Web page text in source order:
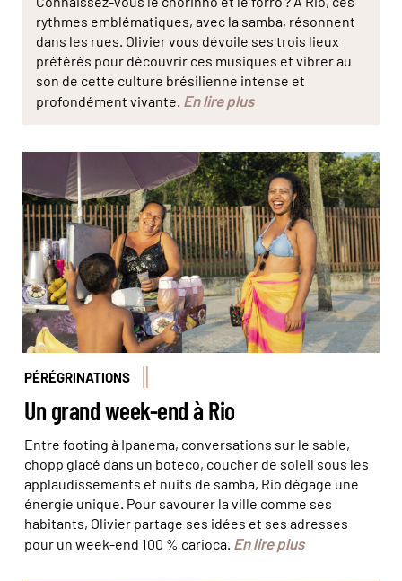
rythmes emblématiques, avec la samba, résonnent
dans les rues. Olivier vous dévoile ses trois lieux
préférés pour découvrir ces musiques et vibrer au
son de cette culture brésilienne intense et
profondément vivante. En lire plus
© Marta Nascimento/Réa
PÉRÉGRINATIONS
Un grand week-end à Rio
Entre footing à Ipanema, conversations sur le sable,
chopp glacé dans un boteco, coucher de soleil sous les
applaudissements et nuits de samba, Rio dégage une
énergie unique. Pour savourer la ville comme ses
habitants, Olivier partage ses idées et ses adresses
pour un week-end 100 % carioca. En lire plus